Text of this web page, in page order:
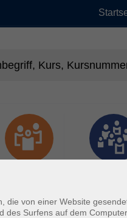
die von einer Website
des Surfens auf dem